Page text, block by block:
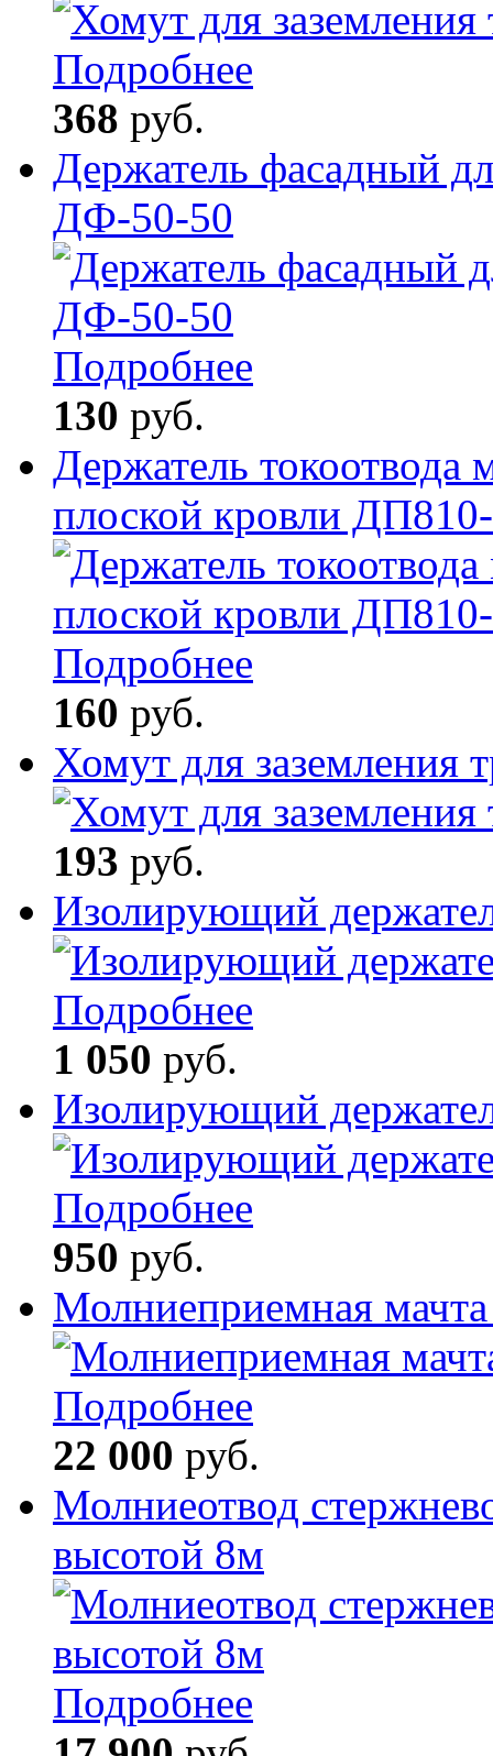
Подробнее
368 руб.
Держатель фасадный
ДФ-50-50
Подробнее
130 руб.
Держатель токоотвода
плоской кровли
Подробнее
160 руб.
Хомут для заземления
193 руб.
Изолирующий
Подробнее
1 050 руб.
Изолирующий
Подробнее
950 руб.
Молниеприемная
Подробнее
22 000 руб.
Молниеотвод
высотой 8м
Подробнее